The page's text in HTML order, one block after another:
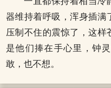
器维持着呼吸，浑身插满
压制不住的震惊了，这样
是他们捧在手心里，钟
敢，也不想。